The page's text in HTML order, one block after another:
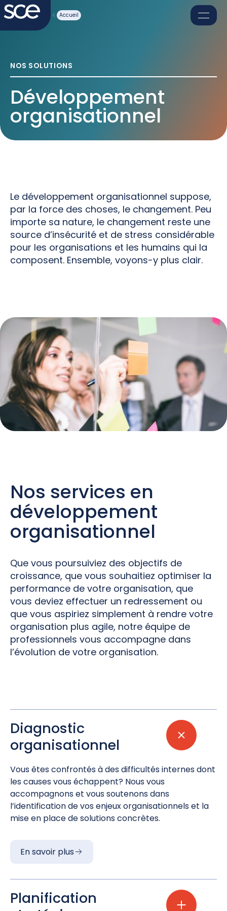
Formation
Blogue
Notre équipe
Accueil
NOS SOLUTIONS
Développement
organisationnel
Le développement organisationnel suppose,
par la force des choses, le changement. Peu
importe sa nature, le changement reste une
source d’insécurité et de stress considérable
pour les organisations et les humains qui la
composent. Ensemble, voyons-y plus clair.
Nos services en
développement
organisationnel
Que vous poursuiviez des objectifs de
croissance, que vous souhaitiez optimiser la
performance de votre organisation, que
vous deviez effectuer un redressement ou
que vous aspiriez simplement à rendre votre
organisation plus agile, notre équipe de
professionnels vous accompagne dans
l’évolution de votre organisation.
Diagnostic
organisationnel
Vous êtes confrontés à des difficultés internes dont
les causes vous échappent? Nous vous
accompagnons et vous soutenons dans
l’identification de vos enjeux organisationnels et la
mise en place de solutions concrètes.
En savoir plus
Planification